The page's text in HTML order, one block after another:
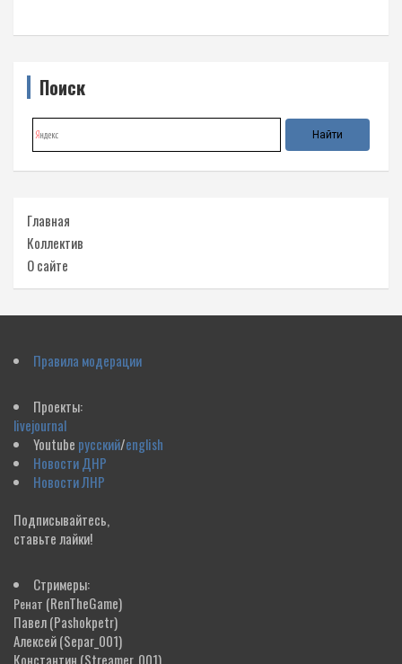
Поиск
Главная
Коллектив
О сайте
Правила модерации
Проекты:
livejournal
Youtube русский/english
Новости ДНР
Новости ЛНР
Подписывайтесь,
ставьте лайки!
Стримеры:
Ренат (RenTheGame)
Павел(Pashokpetr)
Алексей(Separ_001)
Константин (Streamer_001)